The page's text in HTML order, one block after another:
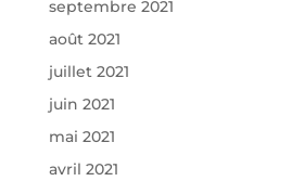
septembre 2021
août 2021
juillet 2021
juin 2021
mai 2021
avril 2021